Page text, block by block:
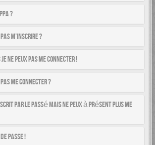
?
m’inscrire ?
ne peux pas me connecter !
me connecter ?
par le passé mais ne peux à présent plus me
passe !